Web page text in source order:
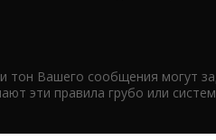
Вашего сообщения могут
эти правила грубо или